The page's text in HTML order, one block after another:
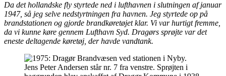
Da det hollandske fly styrtede ned i lufthavnen i slutningen af januar
1947, så jeg selve nedstyrtningen fra havnen. Jeg styrtede op på
brandstationen og gjorde brandkøretøjet klar. Vi var hurtigt fremme,
da vi kunne køre gennem Lufthavn Syd. Dragørs sprøjte var det
eneste deltagende køretøj, der havde vandtank.